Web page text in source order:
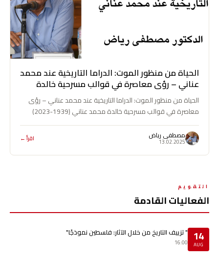
الحياة من منظور الموت: الدراما التاريخية عند محمد
عناني – رؤى معاصرة في قوالب مسرحية خالدة
الحياة من منظور الموت: الدراما التاريخية عند محمد عناني – رؤى
معاصرة في قوالب مسرحية خالدة محمد عناني (1939-2023)
كاتب مسرحي تستحق…
مصطفى رياض
13.02.2025 اقرأ ←
التقويم
الفعاليات القادمة
14
AUG
" تزييف التاريخ من خلال الآثار: فلسطين نموذجًا"
16:00